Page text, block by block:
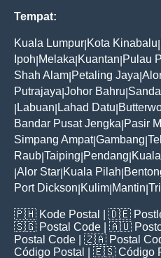
Tempat:
Kuala Lumpur Kota Kinabalu
Ipoh Melaka Kuantan Pulau
Shah Alam Petaling Jaya
Putrajaya Johor Bahru
Labuan Lahad Datu
Bandar Pusat Jengka Pasir
Simpang Ampat|Gambang
Raub Taiping Pendang
Alor Star Kuala Pilah
Port Dickson Kulim Mantin
🇵🇭 Kode Postal | 🇩🇪
🇸🇬 Postal Code | 🇦🇺
Postal Code | 🇿🇦 Postal
Código Postal
| 🇪🇸 Código